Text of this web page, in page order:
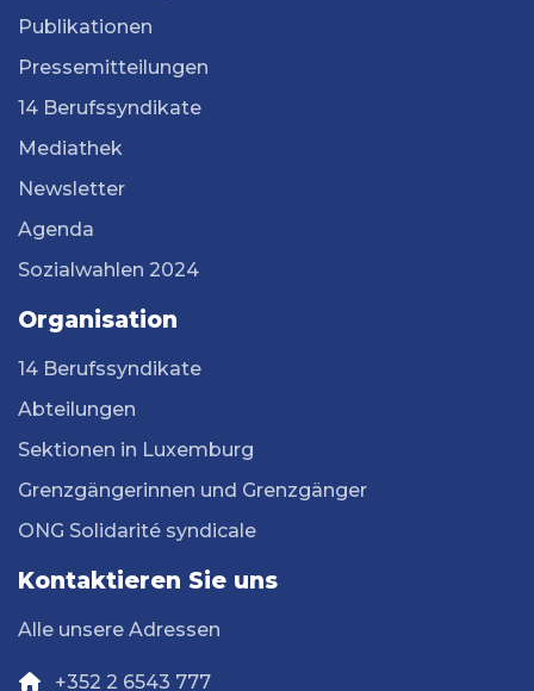
Publikationen
Pressemitteilungen
14 Berufssyndikate
Mediathek
Newsletter
Agenda
Sozialwahlen 2024
Organisation
14 Berufssyndikate
Abteilungen
Sektionen in Luxemburg
Grenzgängerinnen und Grenzgänger
ONG Solidarité syndicale
Kontaktieren Sie uns
Alle unsere Adressen
+352 2 6543 777